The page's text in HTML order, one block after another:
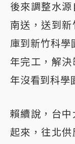
後來調整水
南送，送到
庫到新竹科學
年完工，解
年沒看到科學
賴續說，台
起來，往北